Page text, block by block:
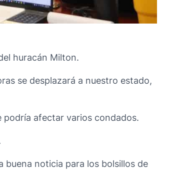
huracán Milton.
se desplazará a nuestro estado,
podría afectar varios condados.
buena noticia para los bolsillos de